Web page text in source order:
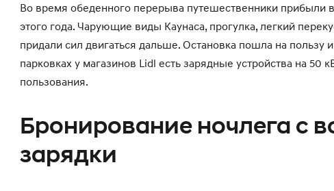
Во время обеденного перерыва путешественники прибыли
этого года. Чарующие виды Каунаса, прогулка, легкий
придали сил двигаться дальше. Остановка пошла на пользу
парковках у магазинов Lidl есть зарядные устройства на 50
пользования.
Бронирование ночлега с
зарядки